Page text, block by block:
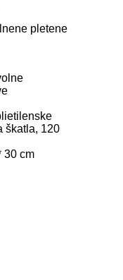
pletene
škatla, 120
30 cm